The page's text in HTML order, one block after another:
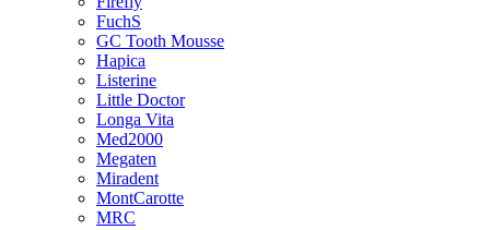
FuchS
GC Tooth Mousse
Hapica
Listerine
Little Doctor
Longa Vita
Med2000
Megaten
Miradent
MontCarotte
MRC